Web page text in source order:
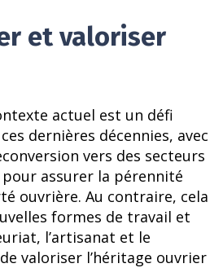
et valoriser
actuel est un défi
dernières décennies, avec
vers des secteurs
assurer la pérennité
ouvrière. Au contraire, cela
formes de travail et
l’artisanat et le
valoriser l’héritage ouvrier